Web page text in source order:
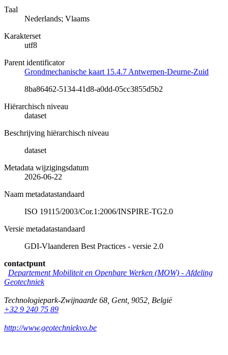
Taal
Nederlands; Vlaams
Karakterset
utf8
Parent identificator
Grondmechanische kaart 15.4.7 Antwerpen-Deurne-Zuid
8ba86462-5134-41d8-a0dd-05cc3855d5b2
Hiërarchisch niveau
dataset
Beschrijving hiërarchisch niveau
dataset
Metadata wijzigingsdatum
2026-06-22
Naam metadatastandaard
ISO 19115/2003/Cor.1:2006/INSPIRE-TG2.0
Versie metadatastandaard
GDI-Vlaanderen Best Practices - versie 2.0
contactpunt
Departement Mobiliteit en Openbare Werken (MOW) - Afdeling
Geotechniek
Technologiepark-Zwijnaarde 68 Gent, 9052 België
+32 9 240 75 89
http://www.geotechniekvo.be